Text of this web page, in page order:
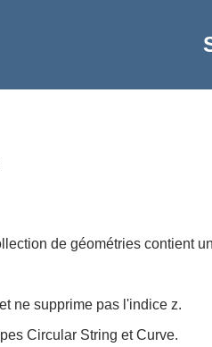
de géométries contient
ne supprime pas l'indice z.
Circular String et Curve.